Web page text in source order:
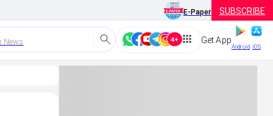
E-Paper SUBSCRIBE
News Get App
Android iOS